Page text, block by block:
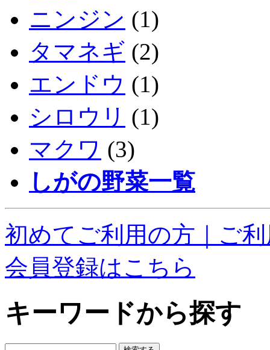
ニンジン (1)
タマネギ (2)
エンドウ (1)
シロウリ (1)
マクワ (3)
しがの野菜一覧
初めてご利用の方｜ご
会員登録はこちら
キーワードから探す